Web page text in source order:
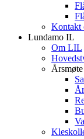
Kontakt
Lundamo IL
Om LIL